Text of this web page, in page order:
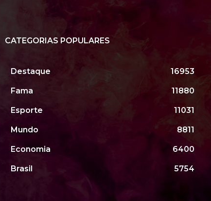
CATEGORIAS POPULARES
Destaque 16953
Fama 11880
Esporte 11031
Mundo 8811
Economia 6400
Brasil 5754